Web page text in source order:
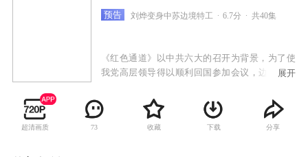
预告 刘烨变身中苏边境特工 6.7分 共40集
《红色通道》以中共六大的召开为背景，为了使
我党高层领导得以顺利回国参加会议，边境地下
一条红色通道，从而保证了会议的正常召开。剧
中刘烨饰演了一位共产党的超级特工，为了帮助
共产党高层领导顺利回国，他带领地下党员们与
展开
超清画质 73 收藏 下载 分享